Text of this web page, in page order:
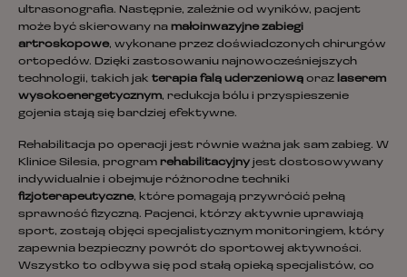
ultrasonografia. Następnie, zależnie od wyników, pacjent
może być skierowany na małoinwazyjne zabiegi
artroskopowe, wykonane przez doświadczonych chirurgów
ortopedów. Dzięki zastosowaniu najnowocześniejszych
technologii, takich jak terapia falą uderzeniową oraz laserem
wysokoenergetycznym, redukcja bólu i przyspieszenie
gojenia stają się bardziej efektywne.
Rehabilitacja po operacji jest równie ważna jak sam zabieg. W
Klinice Silesia, program rehabilitacyjny jest dostosowywany
indywidualnie i obejmuje różnorodne techniki
fizjoterapeutyczne, które pomagają przywrócić pełną
sprawność fizyczną. Pacjenci, którzy aktywnie uprawiają
sport, zostają objęci specjalistycznym monitoringiem, który
zapewnia bezpieczny powrót do sportowej aktywności.
Wszystko to odbywa się pod stałą opieką specjalistów, co